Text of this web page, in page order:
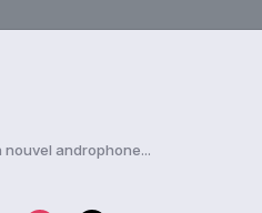
androphone...